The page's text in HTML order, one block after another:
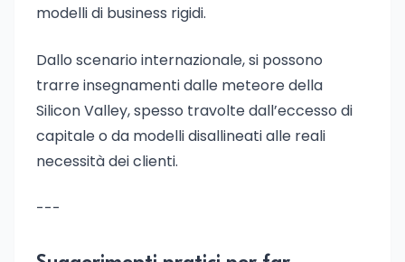
modelli di business rigidi.
Dallo scenario internazionale, si possono
trarre insegnamenti dalle meteore della
Silicon Valley, spesso travolte dall’eccesso di
capitale o da modelli disallineati alle reali
necessità dei clienti.
---